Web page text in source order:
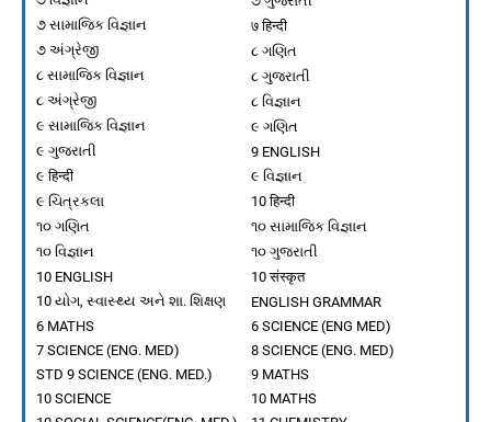
BHATT ALPESH
વર્ષ ૨૦૨૫-૨૬ ના નર્સિંગ, ફિઝિયોથેરાપી અને પેરામેડીકલ ના
BHATT ALPESH
વિકાસ સપ્તાહ ક્વિઝ 2024
BHATT ALPESH Oct 11 2024
રાસાયણિક સમીકરણોને સમતોલિત કરો
BHATT ALPESH
Build an Atom ચાલો પરમાણું બનાવીએ
BHATT ALPESH
Build a Molecule: Oxygen, Water, , Hydrogen, Carbon
BHATT ALPESH
How to join TEACHERS TRAINING with SWIFT
Jul 12 2024
એસ.એસ.સી. બોર્ડની પરીક્ષા-2025ની તૈયારી કરો અને
BHATT ALPESH-Jul 10 2024
ધોરણ ૧૦ વિજ્ઞાન
BHATT ALPESH - Jul 04 2024
૭ સામાજિક વિજ્ઞાન
७ हिन्दी
૭ અંગ્રેજી
૮ ગણિત
૮ સામાજિક વિજ્ઞાન
૮ ગુજરાતી
૮ અંગ્રેજી
૮ વિજ્ઞાન
૯ સામાજિક વિજ્ઞાન
૯ ગણિત
૯ ગુજરાતી
9 ENGLISH
૯ हिन्दी
૯ વિજ્ઞાન
૯ ચિત્રકલા
10 हिन्दी
૧૦ ગણિત
૧૦ સામાજિક વિજ્ઞાન
૧૦ વિજ્ઞાન
૧૦ ગુજરાતી
10 ENGLISH
10 संस्कृत
10 યોગ, સ્વાસ્થ્ય અને શા. શિક્ષણ
ENGLISH GRAMMAR
6 MATHS
6 SCIENCE (ENG MED)
7 SCIENCE (ENG. MED)
8 SCIENCE (ENG. MED)
STD 9 SCIENCE (ENG. MED.)
9 MATHS
10 SCIENCE
10 MATHS